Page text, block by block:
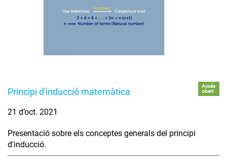
Principi d'inducció matemàtica
Accés
obert
21 d’oct. 2021
Presentació sobre els conceptes generals del principi
d'inducció.